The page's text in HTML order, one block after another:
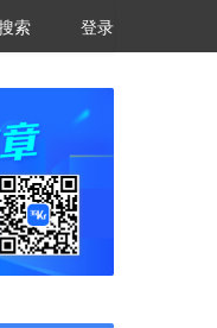
登录
索